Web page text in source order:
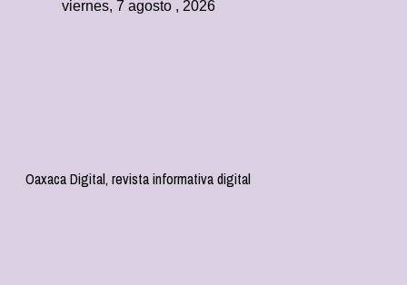
viernes, 7 agosto , 2026
Oaxaca Digital, revista informativa digital